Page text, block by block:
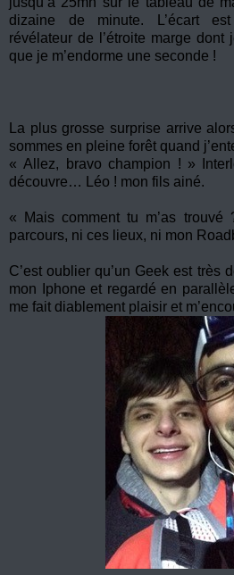
dizaine de minute. L’écart
révélateur de l’étroite marge
que je m’endorme une seconde !
La plus grosse surprise arrive
sommes en pleine forêt quand
« Allez, bravo champion ! »
découvre… Léo ! mon fils ainé.
« Mais comment tu m’as
parcours, ni ces lieux, ni mon
C’est oublier qu’un Geek est très
mon Iphone et regardé en
me fait diablement plaisir et